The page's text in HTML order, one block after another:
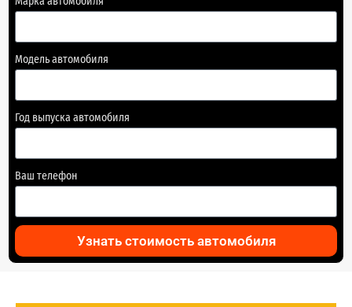
Модель автомобиля
Год выпуска автомобиля
Ваш телефон
Узнать стоимость автомобиля